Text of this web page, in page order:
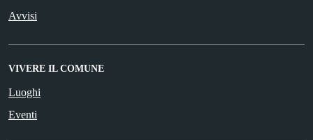
Avvisi
VIVERE IL COMUNE
Luoghi
Eventi